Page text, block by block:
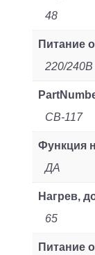
48
Питание
220/240В
CB-117
Функция
ДА
Нагрев,
65
Питание